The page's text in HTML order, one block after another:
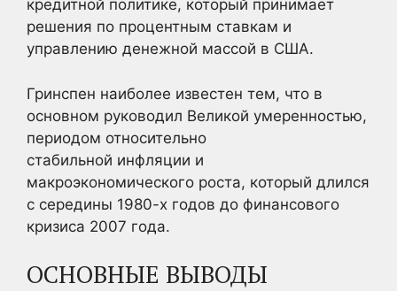
кредитной политике, который принимает
решения по процентным ставкам и
управлению денежной массой в США.
Гринспен наиболее известен тем, что в
основном руководил Великой умеренностью,
периодом относительно
стабильной инфляции и
макроэкономического роста, который длился
с середины 1980-х годов до финансового
кризиса 2007 года.
ОСНОВНЫЕ ВЫВОДЫ